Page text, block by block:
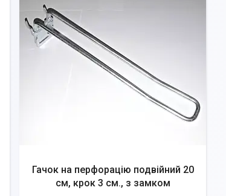
Гачок на перфорацію подвійний 20
см, крок 3 см., з замком